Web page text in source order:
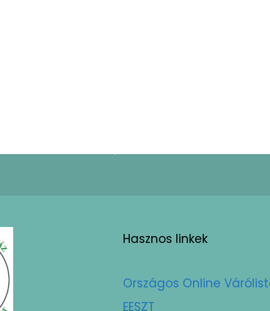
Hasznos linkek
Országos Online
EESZT